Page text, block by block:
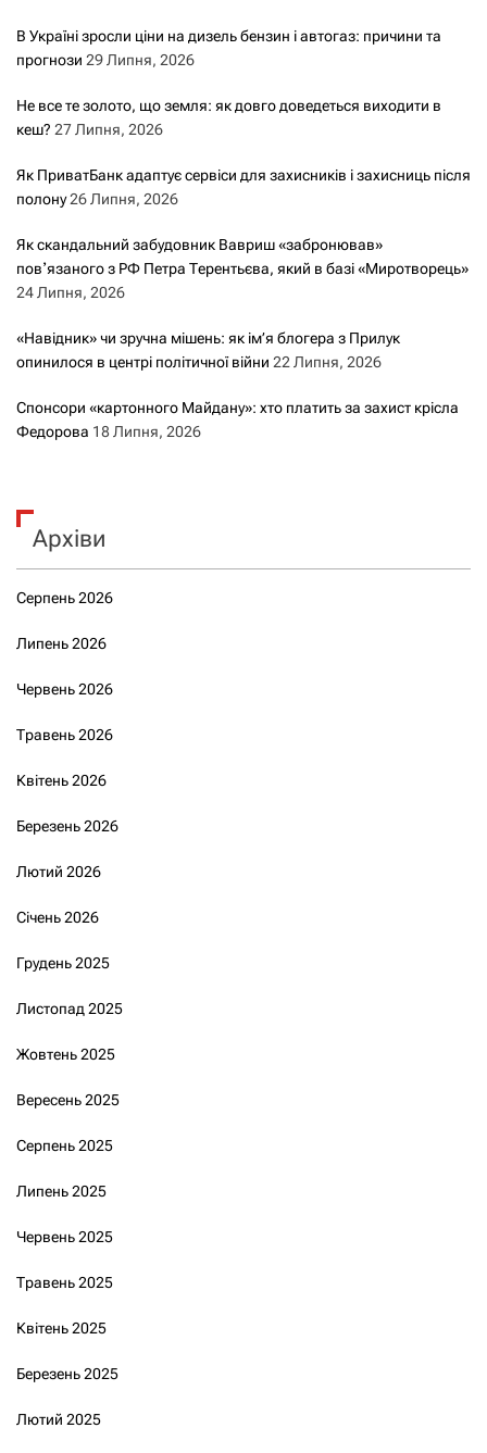
В Україні зросли ціни на дизель бензин і автогаз: причини та
прогнози 29 Липня, 2026
Не все те золото, що земля: як довго доведеться виходити в
кеш? 27 Липня, 2026
Як ПриватБанк адаптує сервіси для захисників і захисниць після
полону26 Липня, 2026
Як скандальний забудовник Вавриш «забронював»
повʼязаного з РФ Петра Терентьєва, який в базі «Миротворець»
24 Липня, 2026
«Навідник» чи зручна мішень: як ім’я блогера з Прилук
опинилося в центрі політичної війни 22 Липня, 2026
Спонсори «картонного Майдану»: хто платить за захист крісла
Федорова 18 Липня, 2026
Архіви
Серпень 2026
Липень 2026
Червень 2026
Травень 2026
Квітень 2026
Березень 2026
Лютий 2026
Січень 2026
Грудень 2025
Листопад 2025
Жовтень 2025
Вересень 2025
Серпень 2025
Липень 2025
Червень 2025
Травень 2025
Квітень 2025
Березень 2025
Лютий 2025